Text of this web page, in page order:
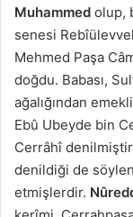
Muhammed olup,
senesi
Mehmed Paşa
doğdu. Babası,
ağalığından
Ebû Ubeyde bin
Cerrâhî
denildiği de
etmişlerdir.